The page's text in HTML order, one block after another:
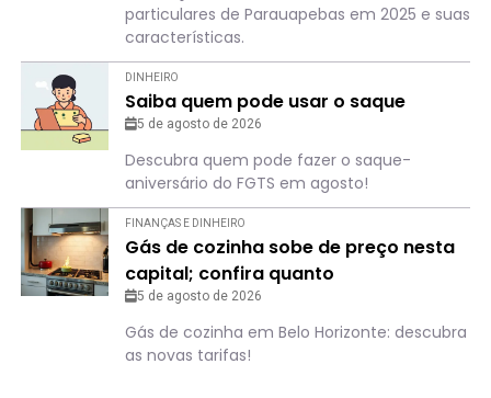
particulares de Parauapebas em 2025 e suas
características.
DINHEIRO
Saiba quem pode usar o saque
5 de agosto de 2026
Descubra quem pode fazer o saque-
aniversário do FGTS em agosto!
FINANÇAS E DINHEIRO
Gás de cozinha sobe de preço nesta
capital; confira quanto
5 de agosto de 2026
Gás de cozinha em Belo Horizonte: descubra
as novas tarifas!